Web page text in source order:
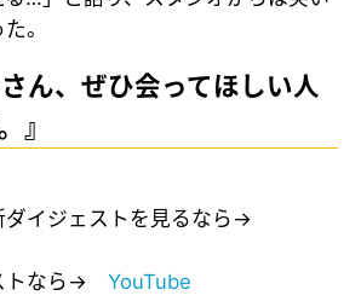
。
さん、ぜひ会ってほしい人
』
ダイジェストを見るなら→
トなら→YouTube